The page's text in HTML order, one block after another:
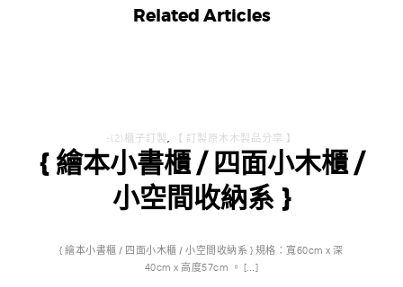
Related Articles
-(2)櫃子訂製, 【 訂製原木木製品分享 】
{ 繪本小書櫃 / 四面小木櫃 /
小空間收納系 }
{ 繪本小書櫃 / 四面小木櫃 / 小空間收納系 } 規格：寬60cm x 深
40cm x 高度57cm 。 […]